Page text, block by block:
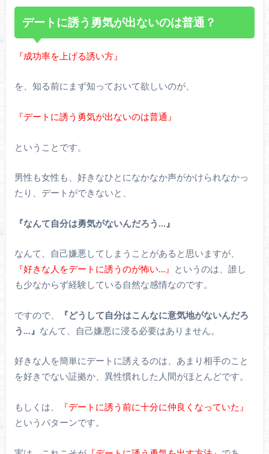
デートに誘う勇気が出ないのは普通？
『成功率を上げる誘い方』
を、知る前にまず知っておいて欲しいのが、
『デートに誘う勇気が出ないのは普通』
ということです。
男性も女性も、好きなひとになかなか声がかけられなかっ
たり、デートができないと、
『なんて自分は勇気がないんだろう…』
なんて、自己嫌悪してしまうことがあると思いますが、
『好きな人をデートに誘うのが怖い…』
というのは、誰し
も少なからず経験している自然な感情なのです。
ですので、
『どうして自分はこんなに意気地がないんだろ
う…』 なんて、自己嫌悪に浸る必要はありません。
好きな人を簡単にデートに誘えるのは、あまり相手のこと
を好きでない証拠か、異性慣れした人間がほとんどです。
もしくは、
『デートに誘う前に十分に仲良くなっていた』
というパターンです。